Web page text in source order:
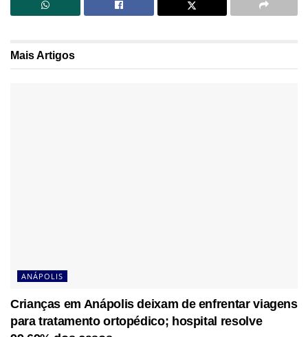
MaisArtigos
ANÁPOLIS
Crianças em Anápolis deixam de enfrentar viagens
para tratamento ortopédico; hospital resolve